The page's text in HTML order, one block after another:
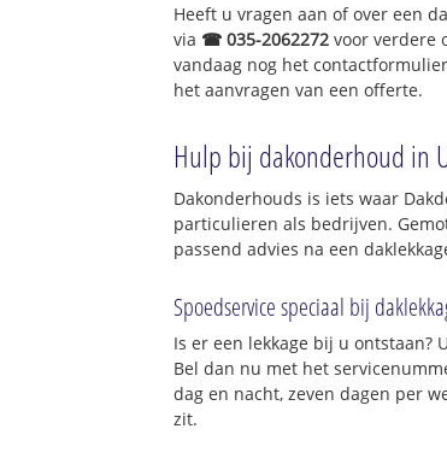
Heeft u vragen aan of over een
via ☎ 035-2062272 voor verdere
vandaag nog het
het aanvragen van een offerte.
Hulp bij dakonderhoud in
Dakonderhouds is iets waar
particulieren als bedrijven.
passend advies na een
Spoedservice speciaal bij
Is er een lekkage bij u
Bel dan nu met het
dag en nacht, zeven dagen per
zit.